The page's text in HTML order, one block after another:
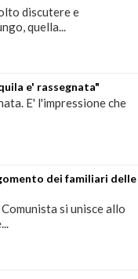
discutere e
quella...
e' rassegnata"
E' l'impressione che
dei familiari delle
si unisce allo